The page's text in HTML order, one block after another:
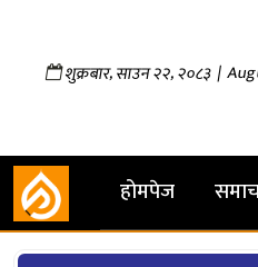
शुक्रबार,साउन२२,२०८३|
होमपेज